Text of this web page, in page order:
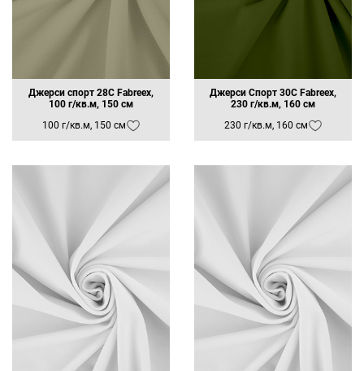
Белый FB-001
Ночной синий 19-3939
Черный FORON FBE-084
Джерси спорт 28С Fabreex,
100 г/кв.м, 150 см
100 г/кв.м, 150 см
Джерси Спорт 30C Fabreex,
230 г/кв.м, 160 см
230 г/кв.м, 160 см